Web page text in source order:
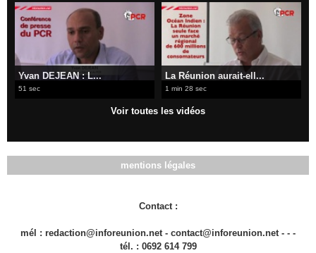
Yvan DEJEAN : L...
51 sec
La Réunion aurait-ell...
1 min 28 sec
Voir toutes les vidéos
mentions légales
Contact :
mél : redaction@inforeunion.net - contact@inforeunion.net - - -
tél. : 0692 614 799